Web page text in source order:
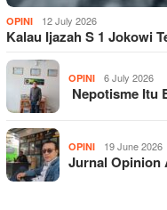
OPINI 12 July 2026
Kalau Ijazah S 1 Jokowi
OPINI 6 July 2026
Nepotisme Itu
OPINI 19 June 2026
Jurnal Opinion